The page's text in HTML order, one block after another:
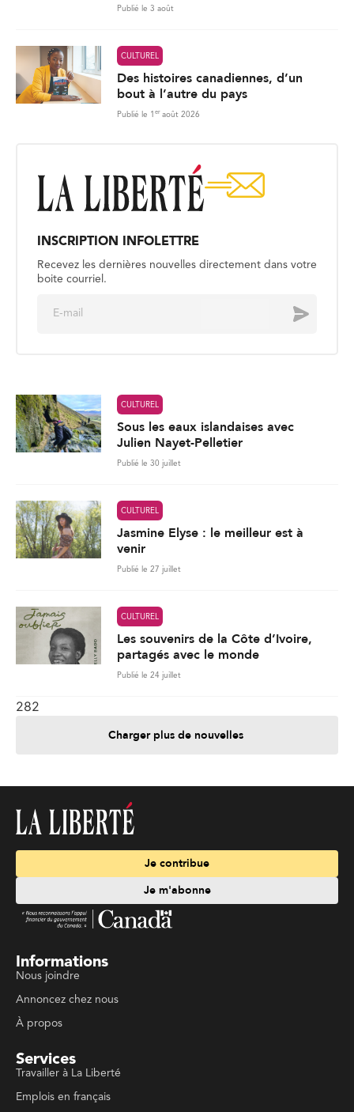
Publié le 3 août
CULTUREL
Des histoires canadiennes, d’un
bout à l’autre du pays
Publié le 1 er août 2026
INSCRIPTION INFOLETTRE
Recevez les dernières nouvelles directement dans votre
boite courriel.
Envoyer
CULTUREL
Sous les eaux islandaises avec
Julien Nayet-Pelletier
Publié le 30 juillet
CULTUREL
Jasmine Elyse : le meilleur est à
venir
Publié le 27 juillet
CULTUREL
Les souvenirs de la Côte d’Ivoire,
partagés avec le monde
Publié le 24 juillet
282
Charger plus de nouvelles
Je contribue
Je m'abonne
Informations
Nous joindre
Annoncez chez nous
À propos
Services
Travailler à La Liberté
Emplois en français